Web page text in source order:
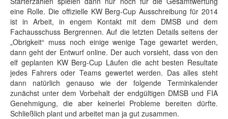
eine Rolle. Die offizielle KW Berg-Cup Ausschreibung für 2014
ist in Arbeit, in engem Kontakt mit dem DMSB und dem
Fachausschuss Bergrennen. Auf die letzten Details seitens der
„Obrigkeit“ muss noch einige wenige Tage gewartet werden,
dann geht der Entwurf online. Der auch vorsieht, dass von den
elf geplanten KW Berg-Cup Läufen die acht besten Resultate
jedes Fahrers oder Teams gewertet werden. Das alles steht
dann natürlich genauso wie der folgende Terminkalender
zunächst unter dem Vorbehalt der endgültigen DMSB und FIA
Genehmigung, die aber keinerlei Probleme bereiten dürfte.
Schließlich plant und arbeitet man ja gut zusammen.